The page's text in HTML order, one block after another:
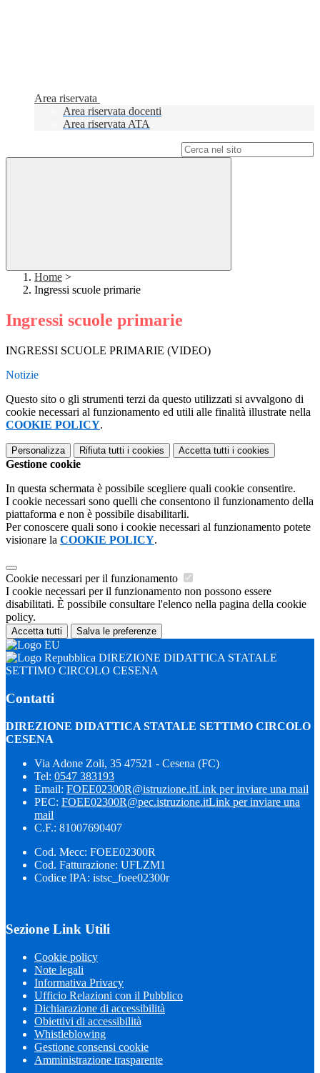
Area riservata
Area riservata docenti
Area riservata ATA
Home >
Ingressi scuole primarie
Ingressi scuole primarie
INGRESSI SCUOLE PRIMARIE (VIDEO)
Notizie
Questo sito o gli strumenti terzi da questo utilizzati si avvalgono di
cookie necessari al funzionamento ed utili alle finalità illustrate nella
COOKIE POLICY.
Personalizza Rifiuta tutti i cookies Accetta tutti i cookies
Gestione cookie
In questa schermata è possibile scegliere quali cookie consentire.
I cookie necessari sono quelli che consentono il funzionamento della
piattaforma e non è possibile disabilitarli.
Per conoscere quali sono i cookie necessari al funzionamento potete
visionare la COOKIE POLICY.
Cookie necessari per il funzionamento
I cookie necessari per il funzionamento non possono essere
disabilitati. È possibile consultare l'elenco nella pagina della cookie
policy.
Accetta tutti Salva le preferenze
DIREZIONE DIDATTICA STATALE
SETTIMO CIRCOLO CESENA
Contatti
DIREZIONE DIDATTICA STATALE SETTIMO CIRCOLO
CESENA
Via Adone Zoli, 35 47521 - Cesena (FC)
Tel: 0547 383193
Email: FOEE02300R@istruzione.itLink per inviare una mail
PEC: FOEE02300R@pec.istruzione.itLink per inviare una
mail
C.F.: 81007690407
Cod. Mecc: FOEE02300R
Cod. Fatturazione: UFLZM1
Codice IPA: istsc_foee02300r
Sezione Link Utili
Cookie policy
Note legali
Informativa Privacy
Ufficio Relazioni con il Pubblico
Dichiarazione di accessibilità
Obiettivi di accessibilità
Whistleblowing
Gestione consensi cookie
Amministrazione trasparente